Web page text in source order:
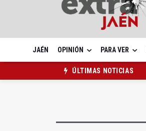
JAÉN OPINIÓN PARA VER
ÚLTIMAS NOTICIAS